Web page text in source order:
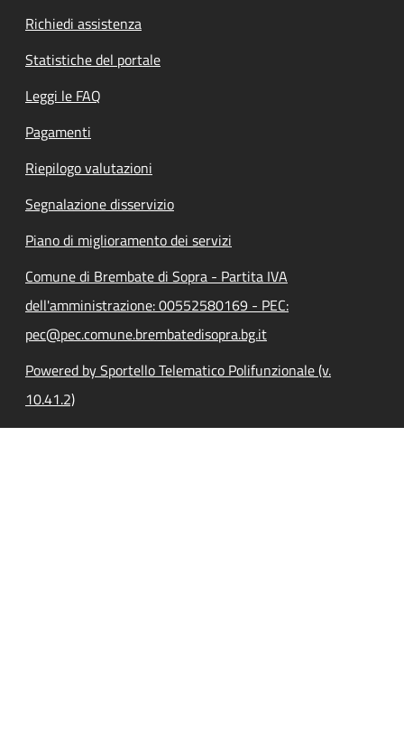
Richiedi assistenza
Statistiche del portale
Leggi le FAQ
Pagamenti
Riepilogo valutazioni
Segnalazione disservizio
Piano di miglioramento dei servizi
Comune di Brembate di Sopra - Partita IVA
dell'amministrazione: 00552580169 - PEC:
pec@pec.comune.brembatedisopra.bg.it
Powered by Sportello Telematico Polifunzionale (v.
10.41.2)